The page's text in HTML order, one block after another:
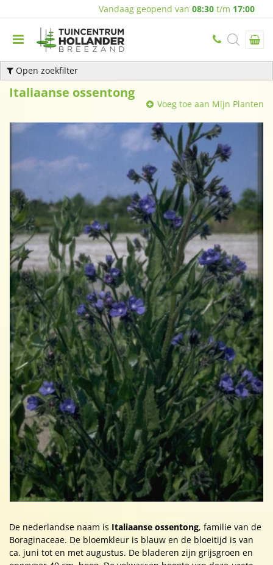
Vandaag geopend van 08:30 t/m 17:00
Open zoekfilter
Italiaanse ossentong
Voeg toe aan Mijn Planten
De nederlandse naam is Italiaanse ossentong, familie van de
Boraginaceae. De bloemkleur is blauw en de bloeitijd is van
ca. juni tot en met augustus. De bladeren zijn grijsgroen en